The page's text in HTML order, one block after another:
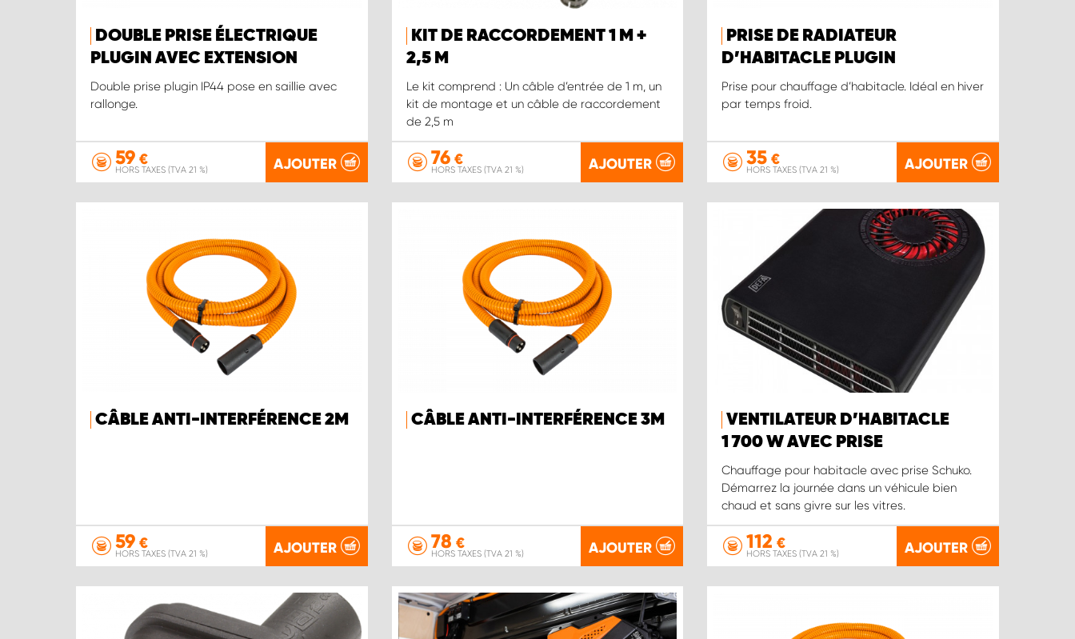
DOUBLE PRISE ÉLECTRIQUE
PLUGIN AVEC EXTENSION
Double prise plugin IP44 pose en saillie avec
rallonge.
59 €
HORS TAXES (TVA 21 %) AJOUTER
KIT DE RACCORDEMENT 1 M +
2,5 M
Le kit comprend : Un câble d’entrée de 1 m, un
kit de montage et un câble de raccordement
de 2,5 m
76€
HORS TAXES (TVA 21 %) AJOUTER
PRISE DE RADIATEUR
D’HABITACLE PLUGIN
Prise pour chauffage d’habitacle. Idéal en hiver
par temps froid.
35 €
HORS TAXES (TVA 21 %) AJOUTER
CÂBLE ANTI-INTERFÉRENCE 2M
59 €
HORS TAXES (TVA 21 %) AJOUTER
CÂBLE ANTI-INTERFÉRENCE 3M
78 €
HORS TAXES (TVA 21 %) AJOUTER
VENTILATEUR D’HABITACLE
1 700 W AVEC PRISE
Chauffage pour habitacle avec prise Schuko.
Démarrez la journée dans un véhicule bien
chaud et sans givre sur les vitres.
112 €
HORS TAXES (TVA 21 %) AJOUTER